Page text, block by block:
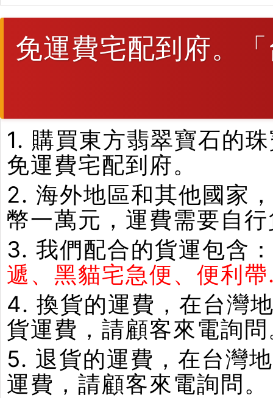
免運費宅配到府。
1. 購買東方翡翠寶石的
免運費宅配到府。
2. 海外地區和其他國家
幣一萬元，運費需要自
3. 我們配合的貨運包含：
遞、黑貓宅急便、便利
4. 換貨的運費，在台灣
貨運費，請顧客來電詢
5. 退貨的運費，在台灣
運費，請顧客來電詢問。